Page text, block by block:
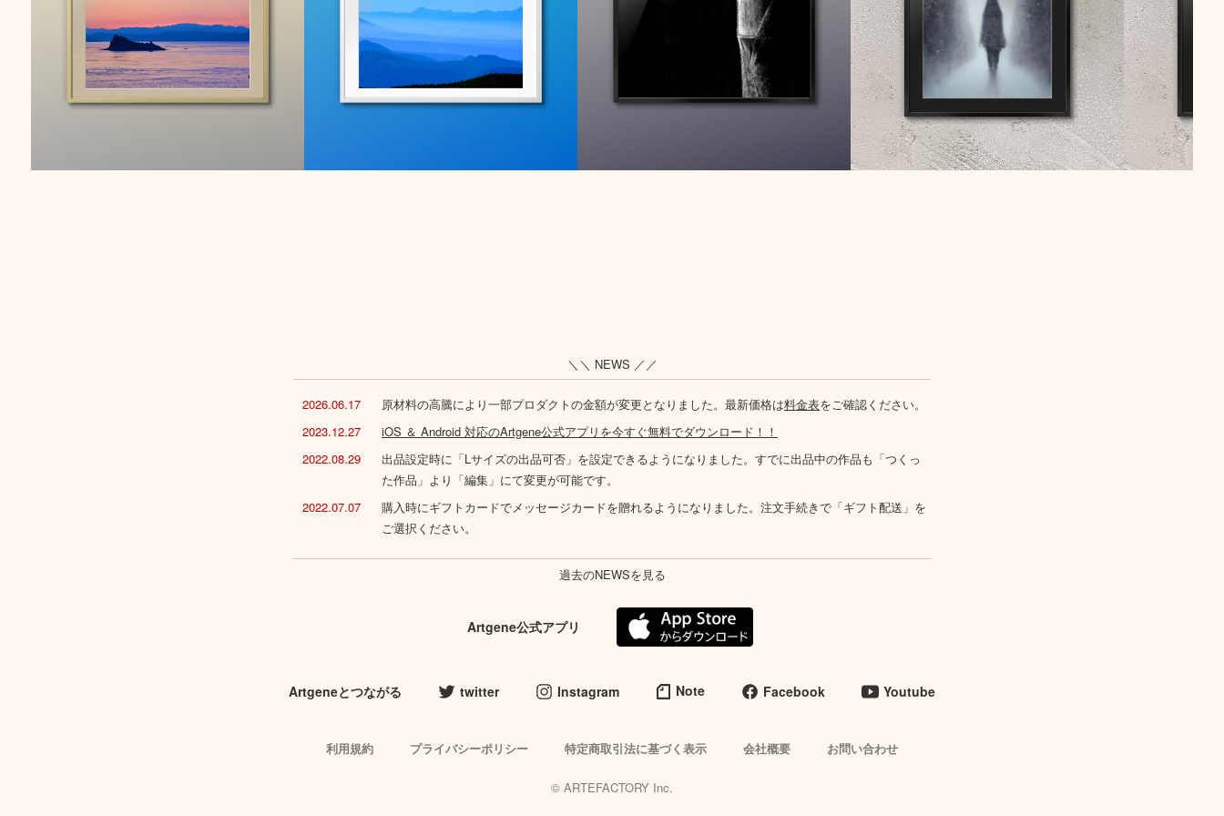
＼＼ NEWS ／／
2026.06.17 原材料の高騰により一部プロダクトの金額が変更となりました。最新価格は料金表をご確認ください。
2023.12.27
iOS ＆ Android 対応のArtgene公式アプリを今すぐ無料でダウンロード！！
2022.08.29
出品設定時に「Lサイズの出品可否」を設定できるようになりました。すでに出品中の作品も「つくっ
た作品」より「編集」にて変更が可能です。
2022.07.07
購入時にギフトカードでメッセージカードを贈れるようになりました。注文手続きで「ギフト配送」を
ご選択ください。
過去のNEWSを見る
Artgene公式アプリ
Artgeneとつながる twitter Instagram Note Facebook Youtube
利用規約 プライバシーポリシー 特定商取引法に基づく表示 会社概要 お問い合わせ
© ARTEFACTORY Inc.